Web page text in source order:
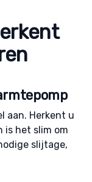
aan. Herkent u
is het slim om
slijtage,